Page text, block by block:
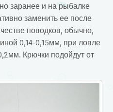
заранее и на рыбалке
заменить ее после
поводков, обычно,
0,14-0,15мм, при ловле
Крючки подойдут от